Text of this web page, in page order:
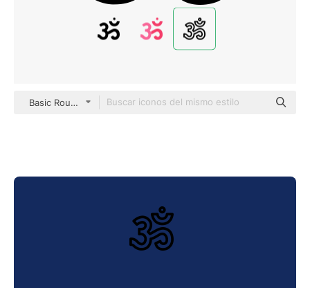
Basic Rounded Lineal